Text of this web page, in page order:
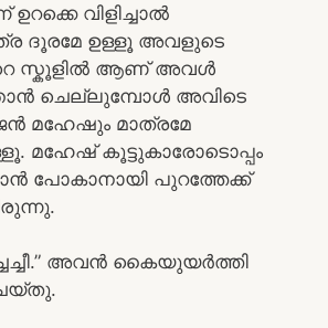
ഉറക്കെ വിളിച്ചാൽ
ദൂരമേ ഉള്ളൂ അവളുടെ
സ്കൂളിൽ ആണ് അവൾ
ചെല്ലുമ്പോൾ അവിടെ
മഹേഷും മാത്രമേ
മഹേഷ് കൂട്ടുകാരോടൊപ്പം
പോകാനായി പുറത്തേക്ക്
അവൻ കൈയുയർത്തി